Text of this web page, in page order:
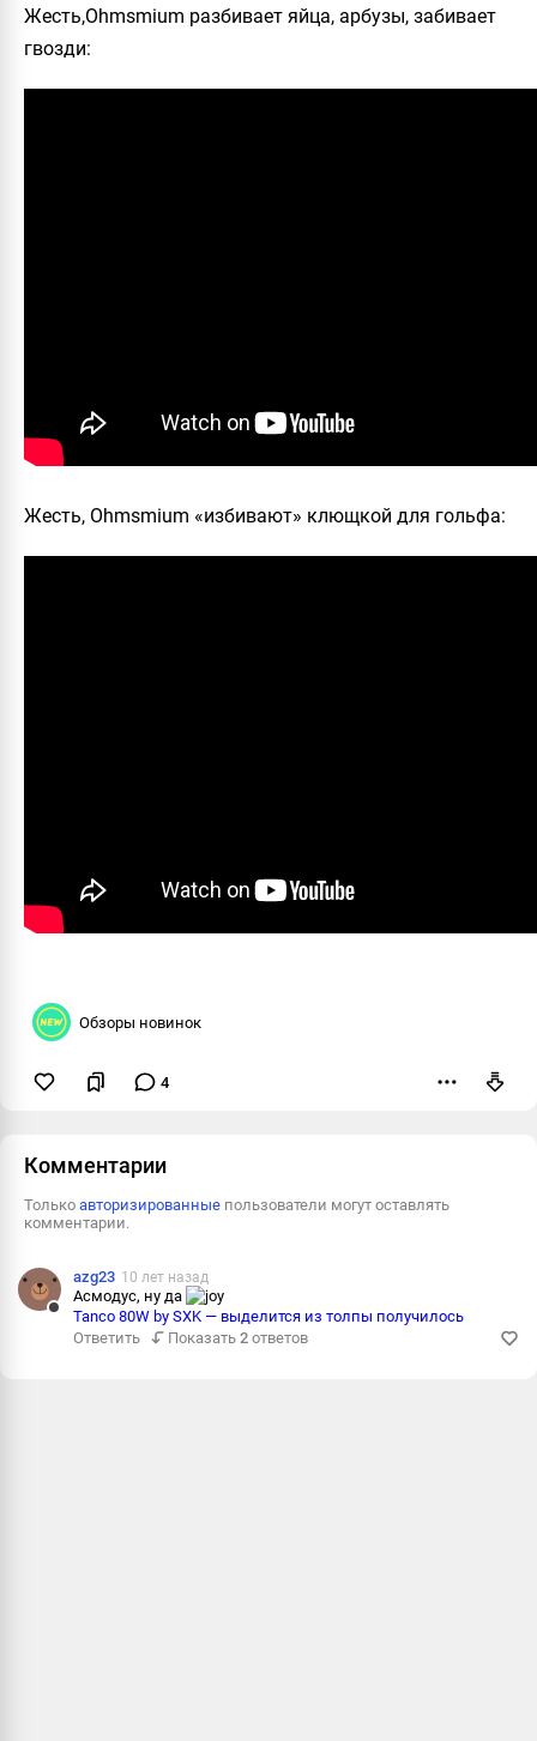
Жесть,Ohmsmium разбивает яйца, арбузы, забивает
гвозди:
Жесть, Ohmsmium «избивают» клющкой для гольфа:
Обзоры новинок
4
Комментарии
Только авторизированные пользователи могут оставлять
комментарии.
azg23 10 лет назад
Асмодус, ну да
Tanco 80W by SXK — выделится из толпы получилось
Ответить
Показать 2 ответов
Ответить